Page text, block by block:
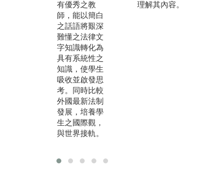
有優秀之教
師，能以簡白
之話語將艱深
難懂之法律文
字知識轉化為
具有系統性之
知識，使學生
吸收並啟發思
考。同時比較
外國最新法制
發展，培養學
生之國際觀，
與世界接軌。
明之內容，並
理解其內容。